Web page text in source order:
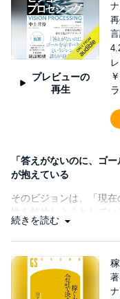
プレビューの
再生
「答えがないのに、ゴ
が抱えている
そのビジョンは、「現
性を解放しようとして
なっているか？
続きを読む